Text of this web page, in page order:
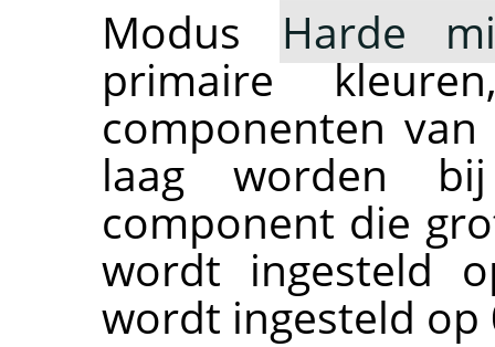
Modus Harde
primaire
componenten
laag worden
component die
wordt ingesteld
wordt ingesteld op